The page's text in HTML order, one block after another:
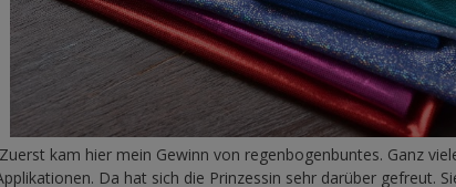
Zuerst kam hier mein Gewinn von regenbogenbuntes. Ganz
Da hat sich die Prinzessin sehr darüber gefreut.